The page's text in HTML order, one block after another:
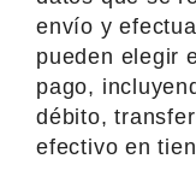
envío y
pueden elegir
pago,
débito,
efectivo en